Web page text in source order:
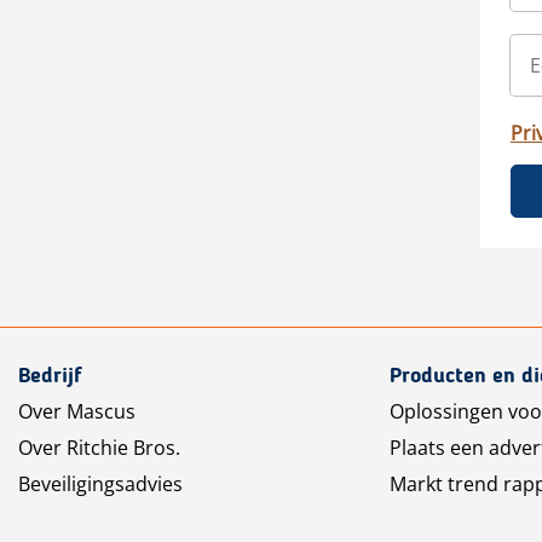
Bedrijf
Over Mascus
Over Ritchie Bros.
Beveiligingsadvies
Producten en
Oplossingen
Plaats een
Markt trend